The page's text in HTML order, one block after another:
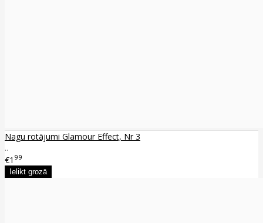
Nagu rotājumi Glamour Effect, Nr 3
..
€1 99